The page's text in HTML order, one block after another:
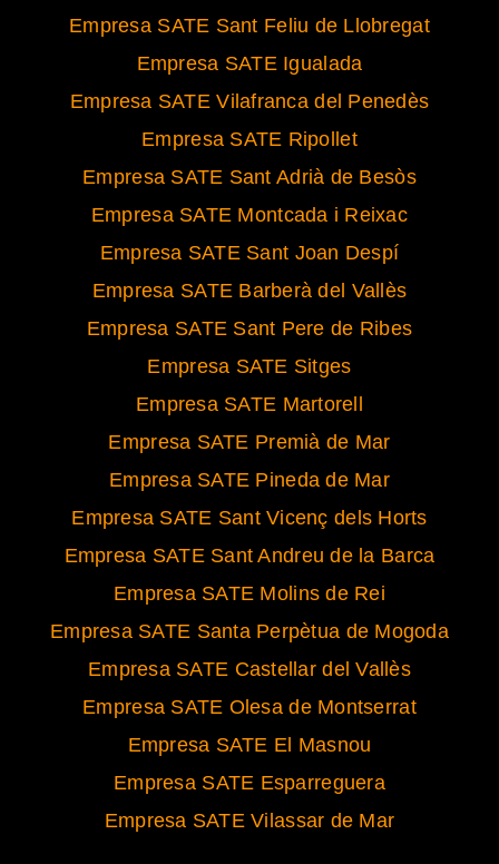
Empresa SATE Sant Feliu de Llobregat
Empresa SATE Igualada
Empresa SATE Vilafranca del Penedès
Empresa SATE Ripollet
Empresa SATE Sant Adrià de Besòs
Empresa SATE Montcada i Reixac
Empresa SATE Sant Joan Despí
Empresa SATE Barberà del Vallès
Empresa SATE Sant Pere de Ribes
Empresa SATE Sitges
Empresa SATE Martorell
Empresa SATE Premià de Mar
Empresa SATE Pineda de Mar
Empresa SATE Sant Vicenç dels Horts
Empresa SATE Sant Andreu de la Barca
Empresa SATE Molins de Rei
Empresa SATE Santa Perpètua de Mogoda
Empresa SATE Castellar del Vallès
Empresa SATE Olesa de Montserrat
Empresa SATE El Masnou
Empresa SATE Esparreguera
Empresa SATE Vilassar de Mar